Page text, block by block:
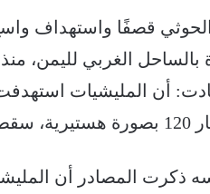
قصفًا واستهداف واسع
الغربي لليمن، منذ
أن المليشيات
ذكرت المصادر أن